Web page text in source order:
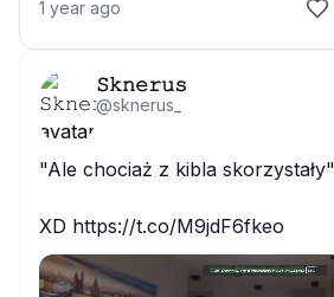
1 year ago
𝚂𝚔𝚗𝚎𝚛𝚞𝚜
@sknerus_
"Ale chociaż z kibla skorzystały"
XD https://t.co/M9jdF6fkeo